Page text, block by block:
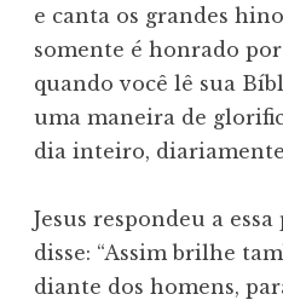
e canta os grandes
somente é honrado
quando você lê sua
uma maneira de
dia inteiro,
Jesus respondeu a
disse: “Assim brilhe
diante dos homens,